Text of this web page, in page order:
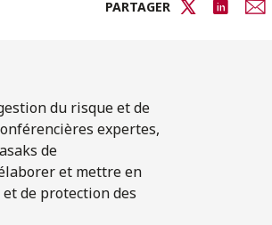
PARTAGER
du risque et de
expertes,
de
et mettre en
de protection des